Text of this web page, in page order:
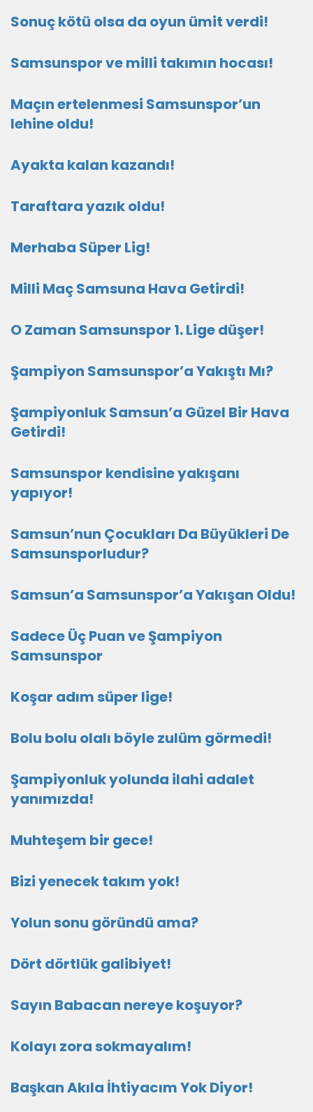
Sonuç kötü olsa da oyun ümit verdi!
Samsunspor ve milli takımın hocası!
Maçın ertelenmesi Samsunspor’un
lehine oldu!
Ayakta kalan kazandı!
Taraftara yazık oldu!
Merhaba Süper Lig!
Milli Maç Samsuna Hava Getirdi!
O Zaman Samsunspor 1. Lige düşer!
Şampiyon Samsunspor’a Yakıştı Mı?
Şampiyonluk Samsun’a Güzel Bir Hava
Getirdi!
Samsunspor kendisine yakışanı
yapıyor!
Samsun’nun Çocukları Da Büyükleri De
Samsunsporludur?
Samsun’a Samsunspor’a Yakışan Oldu!
Sadece Üç Puan ve Şampiyon
Samsunspor
Koşar adım süper lige!
Bolu bolu olalı böyle zulüm görmedi!
Şampiyonluk yolunda ilahi adalet
yanımızda!
Muhteşem bir gece!
Bizi yenecek takım yok!
Yolun sonu göründü ama?
Dört dörtlük galibiyet!
Sayın Babacan nereye koşuyor?
Kolayı zora sokmayalım!
Başkan Akıla İhtiyacım Yok Diyor!